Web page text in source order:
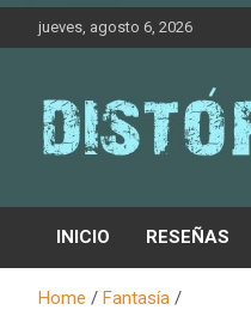
Skip
jueves, agosto 6, 2026
Distópolis
INICIO RESEÑAS
Home
Fantasía